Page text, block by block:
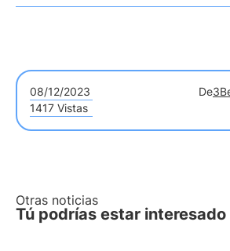
08/12/2023 De
1417 Vistas
Otras noticias
Tú podrías estar interesado